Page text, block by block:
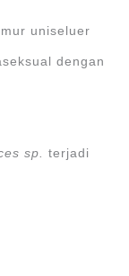
uniseluer
dengan
sp. terjadi